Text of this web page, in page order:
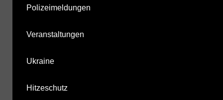
Polizeimeldungen
Veranstaltungen
Ukraine
Hitzeschutz